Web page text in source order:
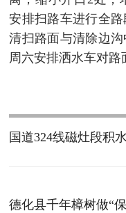
安排扫路车进行全
清扫路面与清除边
周六安排洒水车对路
国道324线磁灶段积
德化县千年樟树做“